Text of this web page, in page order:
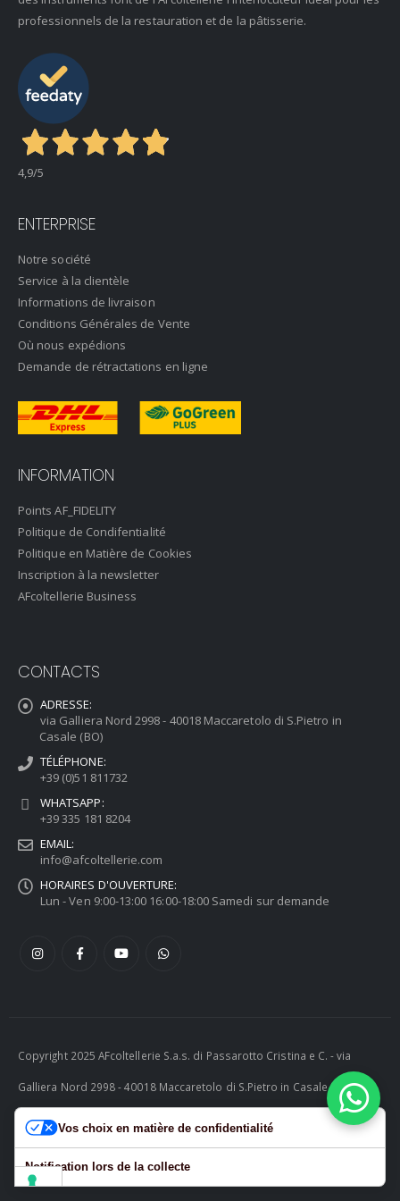
professionnels de la restauration et de la pâtisserie.
4,9/5
ENTERPRISE
Notre société
Service à la clientèle
Informations de livraison
Conditions Générales de Vente
Où nous expédions
Demande de rétractations en ligne
INFORMATION
Points AF_FIDELITY
Politique de Condifentialité
Politique en Matière de Cookies
Inscription à la newsletter
AFcoltellerie Business
CONTACTS
ADRESSE:
via Galliera Nord 2998 - 40018 Maccaretolo di S.Pietro in
Casale (BO)
TÉLÉPHONE:
+39 (0)51 811732
WHATSAPP:
+39 335 181 8204
EMAIL:
info@afcoltellerie.com
HORAIRES D'OUVERTURE:
Lun - Ven 9:00-13:00 16:00-18:00 Samedi sur demande
Copyright 2025 AFcoltellerie S.a.s. di Passarotto Cristina e C. - via
Galliera Nord 2998 - 40018 Maccaretolo di S.Pietro in Casale (BO) -
ITALY P.I. 04230081202 | tel. +39 051 811732 | e-mail:
info@afcoltellerie.com -- Powered by Cosmobile Srl
Vos choix en matière de confidentialité
Notification lors de la collecte